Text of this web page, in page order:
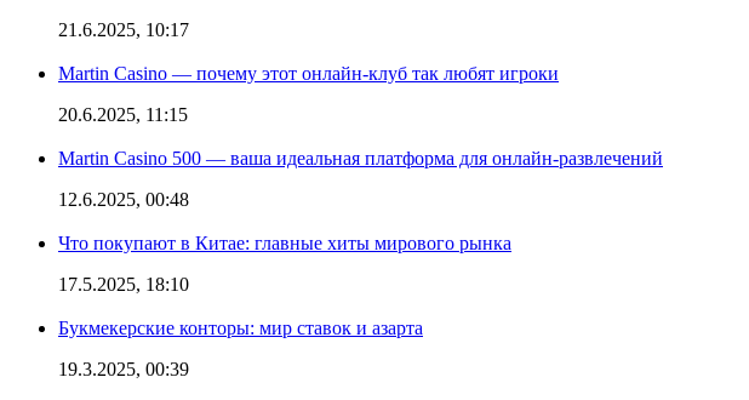
21.6.2025, 10:17
Martin Casino — почему этот онлайн-клуб так любят игроки
20.6.2025, 11:15
Martin Casino 500 — ваша идеальная платформа для онлайн-развлечений
12.6.2025, 00:48
Что покупают в Китае: главные хиты мирового рынка
17.5.2025, 18:10
Букмекерские конторы: мир ставок и азарта
19.3.2025, 00:39